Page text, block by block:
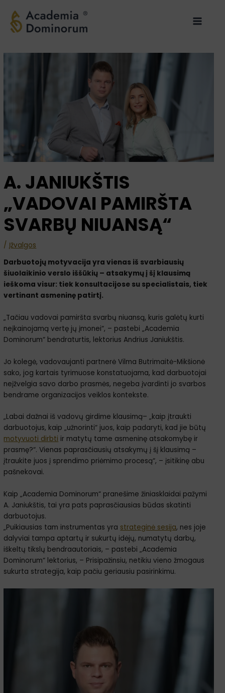
prie
turinio
Menu
A. JANIUKŠTIS
„VADOVAI PAMIRŠTA
SVARBŲ NIUANSĄ“
/Įžvalgos
Darbuotojų motyvacija yra vienas iš svarbiausių
šiuolaikinio verslo iššūkių – atsakymų į šį klausimą
ieškoma visur: tiek konsultacijose su specialistais, tiek
vertinant asmeninę patirtį.
„Tačiau vadovai pamiršta svarbų niuansą, kuris galėtų kurti
neįkainojamą vertę jų įmonei“, – pastebi „Academia
Dominorum“ bendraturtis, lektorius Andrius Janiukštis.
Jo kolegė, vadovaujanti partnerė Vilma Butrimaitė-Mikšionė
sako, jog kartais tyrimuose konstatuojama, kad darbuotojai
neįžvelgia savo darbo prasmės, negeba įvardinti jo svarbos
bendrame organizacijos veiklos kontekste.
„Labai dažnai iš vadovų girdime klausimą– „kaip įtraukti
darbuotojus, kaip „užnorinti“ juos, kaip padaryti, kad jie būtų
motyvuoti dirbti ir matytų tame asmeninę atsakomybę ir
prasmę?“. Vienas paprasčiausių atsakymų į šį klausimą –
įtraukite juos į sprendimo priėmimo procesą“, – įsitikinę abu
pašnekovai.
Kaip „Academia Dominorum“ pranešime žiniasklaidai pažymi
A. Janiukštis, tai yra pats paprasčiausias būdas skatinti
darbuotojus.
„Puikiausias tam instrumentas yra strateginė sesija, nes joje
dalyviai tampa aptartų ir sukurtų idėjų, numatytų darbų,
iškeltų tikslų bendraautoriais, – pastebi „Academia
Dominorum“ lektorius, – Prisipažinsiu, netikiu vieno žmogaus
sukurta strategija, kaip pačiu geriausiu pasirinkimu.